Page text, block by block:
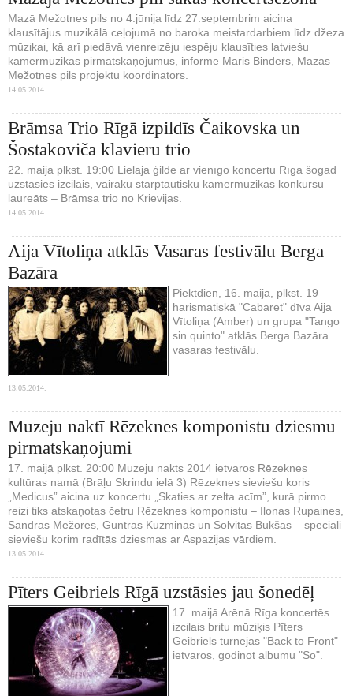
Mazā Mežotnes pils no 4.jūnija līdz 27.septembrim aicina
klausītājus muzikālā ceļojumā no baroka meistardarbiem līdz džeza
mūzikai, kā arī piedāvā vienreizēju iespēju klausīties latviešu
kamermūzikas pirmatskaņojumus, informē Māris Binders, Mazās
Mežotnes pils projektu koordinators.
14.05.2014.
Brāmsa Trio Rīgā izpildīs Čaikovska un
Šostakoviča klavieru trio
22. maijā plkst. 19:00 Lielajā ģildē ar vienīgo koncertu Rīgā šogad
uzstāsies izcilais, vairāku starptautisku kamermūzikas konkursu
laureāts – Brāmsa trio no Krievijas.
14.05.2014.
Aija Vītoliņa atklās Vasaras festivālu Berga
Bazāra
Piektdien, 16. maijā, plkst. 19
harismatiskā "Cabaret" dīva Aija
Vītoliņa (Amber) un grupa "Tango
sin quinto" atklās Berga Bazāra
vasaras festivālu.
13.05.2014.
Muzeju naktī Rēzeknes komponistu dziesmu
pirmatskaņojumi
17. maijā plkst. 20:00 Muzeju nakts 2014 ietvaros Rēzeknes
kultūras namā (Brāļu Skrindu ielā 3) Rēzeknes sieviešu koris
„Medicus” aicina uz koncertu „Skaties ar zelta acīm”, kurā pirmo
reizi tiks atskaņotas četru Rēzeknes komponistu – Ilonas Rupaines,
Sandras Mežores, Guntras Kuzminas un Solvitas Bukšas – speciāli
sieviešu korim radītās dziesmas ar Aspazijas vārdiem.
13.05.2014.
Pīters Geibriels Rīgā uzstāsies jau šonedēļ
17. maijā Arēnā Rīga koncertēs
izcilais britu mūziķis Pīters
Geibriels turnejas "Back to Front"
ietvaros, godinot albumu "So".